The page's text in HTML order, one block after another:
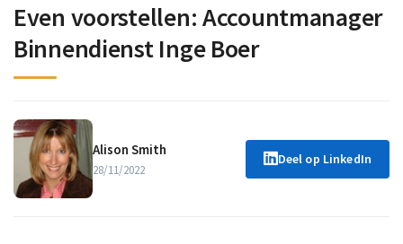
Even voorstellen: Accountmanager
Binnendienst Inge Boer
Alison Smith
28/11/2022
Deel op LinkedIn